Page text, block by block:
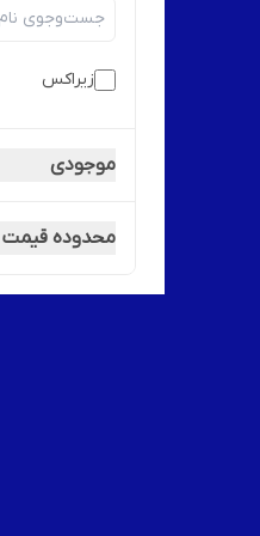
زیراکس
موجودی
محدوده قیمت